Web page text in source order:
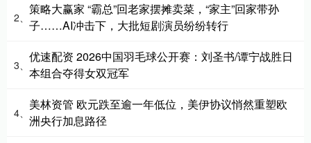
2、
策略大赢家 “霸总”回老家摆摊卖菜，“家主”回家带孙
子……AI冲击下，大批短剧演员纷纷转行
3、
优速配资 2026中国羽毛球公开赛：刘圣书/谭宁战胜日
本组合夺得女双冠军
4、
美林资管 欧元跌至逾一年低位，美伊协议悄然重塑欧
洲央行加息路径